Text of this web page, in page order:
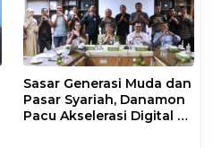
Sasar Generasi Muda dan
Pasar Syariah, Danamon
Pacu Akselerasi Digital di